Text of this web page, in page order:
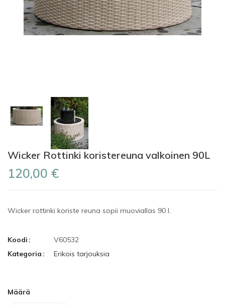
Wicker Rottinki koristereuna valkoinen 90L
120,00 €
Wicker rottinki koriste reuna sopii muoviallas 90 l.
Koodi
V60532
Kategoria
Erikois tarjouksia
Määrä